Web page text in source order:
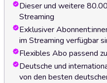
Dieser und weitere
Streaming
Exklusiver
im Streaming verfügbar
Flexibles Abo passend
Deutsche und
von den besten